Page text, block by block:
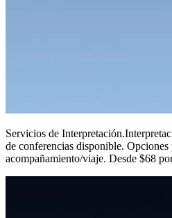
Servicios de Interpretación.
de conferencias disponible.
acompañamiento/viaje. Desde $68